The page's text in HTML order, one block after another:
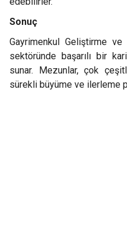
Sonuç
Gayrimenkul Geliştirme ve
sektöründe başarılı bir
sunar. Mezunlar, çok
sürekli büyüme ve ilerleme